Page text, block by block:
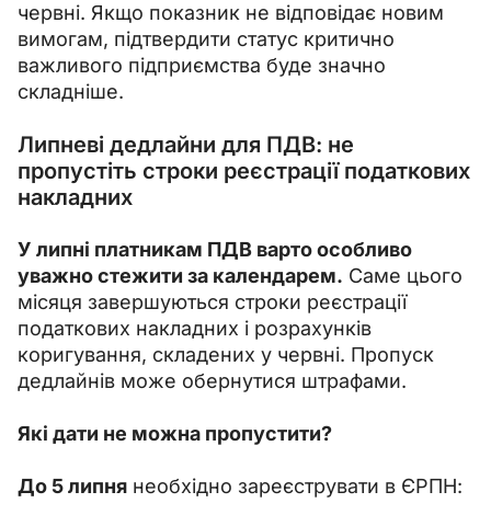
червні. Якщо показник не відповідає новим
вимогам, підтвердити статус критично
важливого підприємства буде значно
складніше.
Липневі дедлайни для ПДВ: не
пропустіть строки реєстрації податкових
накладних
У липні платникам ПДВ варто особливо
уважно стежити за календарем. Саме цього
місяця завершуються строки реєстрації
податкових накладних і розрахунків
коригування, складених у червні. Пропуск
дедлайнів може обернутися штрафами.
Які дати не можна пропустити?
До 5 липня необхідно зареєструвати в ЄРПН: